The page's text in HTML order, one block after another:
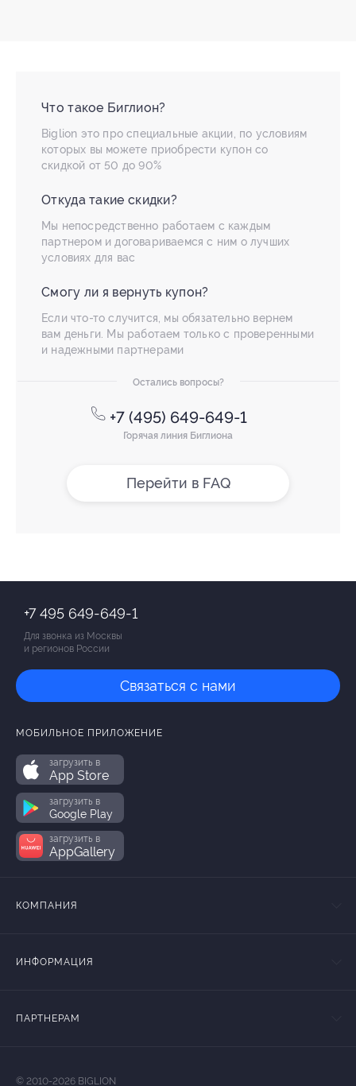
Что такое Биглион?
Biglion это про специальные акции, по условиям
которых вы можете приобрести купон со
скидкой от 50 до 90%
Откуда такие скидки?
Мы непосредственно работаем с каждым
партнером и договариваемся с ним о лучших
условиях для вас
Смогу ли я вернуть купон?
Если что-то случится, мы обязательно вернем
вам деньги. Мы работаем только с проверенными
и надежными партнерами
Остались вопросы?
+7 (495) 649-649-1
Горячая линия Биглиона
Перейти в FAQ
+7 495 649-649-1
Для звонка из Москвы
и регионов России
Связаться с нами
МОБИЛЬНОЕ ПРИЛОЖЕНИЕ
загрузить в
App Store
загрузить в
Google Play
загрузить в
AppGallery
КОМПАНИЯ
ИНФОРМАЦИЯ
ПАРТНЕРАМ
© 2010-2026 BIGLION